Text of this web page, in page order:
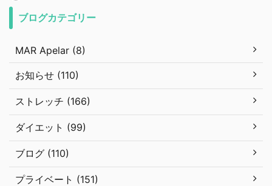
ブログカテゴリー
MAR Apelar (8)
お知らせ (110)
ストレッチ (166)
ダイエット (99)
ブログ (110)
プライベート (151)